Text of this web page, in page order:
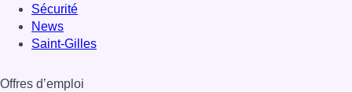
Sécurité
News
Saint-Gilles
Offres d’emploi